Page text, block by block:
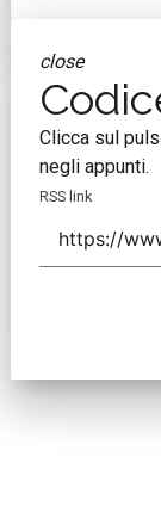
close
Clicca sul
negli appunti.
RSS link